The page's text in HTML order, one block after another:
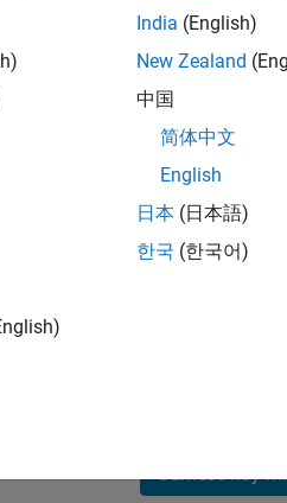
para encontrar todos los
prospecting, and pipeline
Reciba alertas de empleo
Súmese hoy
India (English)
New Zealand
中国
简体中文
English
日本 (日本語)
한국 (한국어)